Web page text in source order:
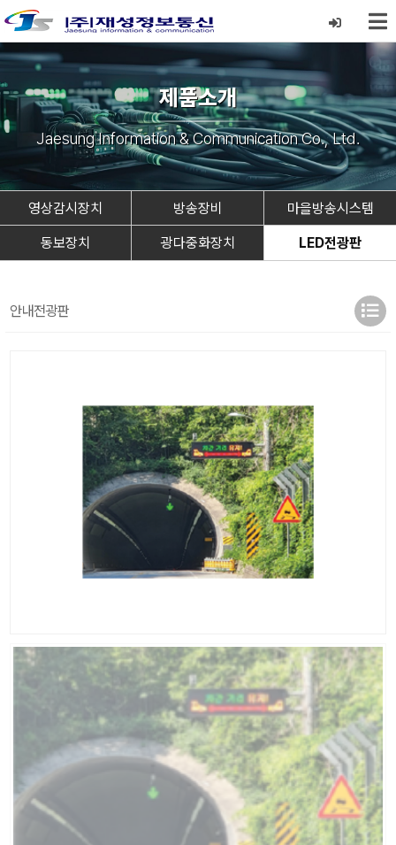
제품소개
Jaesung Information & Communication Co., Ltd.
영상감시장치 방송장비 마을방송시스템
동보장치 광다중화장치 LED전광판
안내전광판